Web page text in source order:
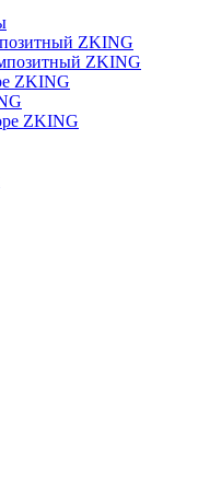
ZKING
ZKING
ZKING
ZKING